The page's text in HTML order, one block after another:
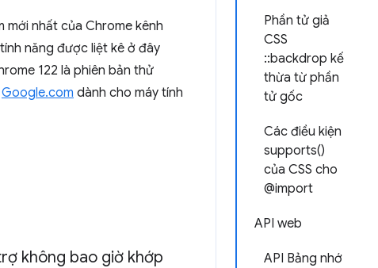
Phần tử giả
CSS
::backdrop kế
thừa từ phần
tử gốc
Các điều kiện
supports()
của CSS cho
@import
API web
API Bảng nhớ
mới nhất của Chrome kênh
năng được liệt kê ở đây
122 là phiên bản thử
Google.com dành cho máy tính
không bao giờ khớp